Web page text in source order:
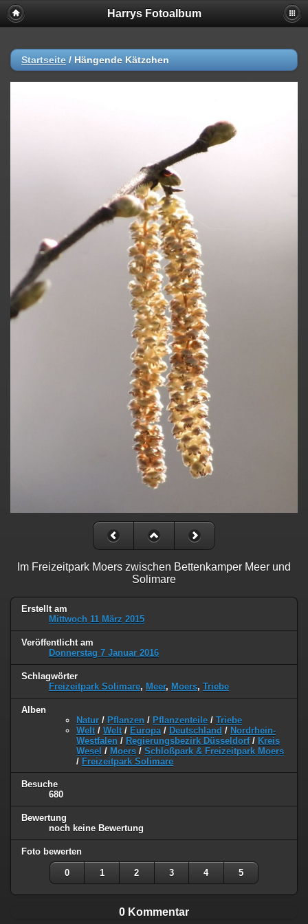
Harrys Fotoalbum
Startseite / Hängende Kätzchen
Im Freizeitpark Moers zwischen Bettenkamper Meer und
Solimare
Erstellt am
Mittwoch 11 März 2015
Veröffentlicht am
Donnerstag 7 Januar 2016
Schlagwörter
Freizeitpark Solimare, Meer, Moers, Triebe
Alben
Natur / Pflanzen / Pflanzenteile / Triebe
Welt / Welt / Europa / Deutschland / Nordrhein-
Westfalen / Regierungsbezirk Düsseldorf/ Kreis
Wesel / Moers / Schloßpark & Freizeitpark Moers
/ Freizeitpark Solimare
Besuche
680
Bewertung
noch keine Bewertung
Foto bewerten
0 1 2 3 4 5
0 Kommentar